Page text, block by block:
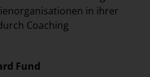
in ihrer
Coaching
Fund